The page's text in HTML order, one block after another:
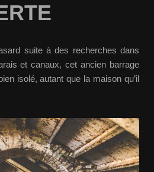
suite à des recherches dans
et canaux, cet ancien barrage
isolé, autant que la maison qu’il